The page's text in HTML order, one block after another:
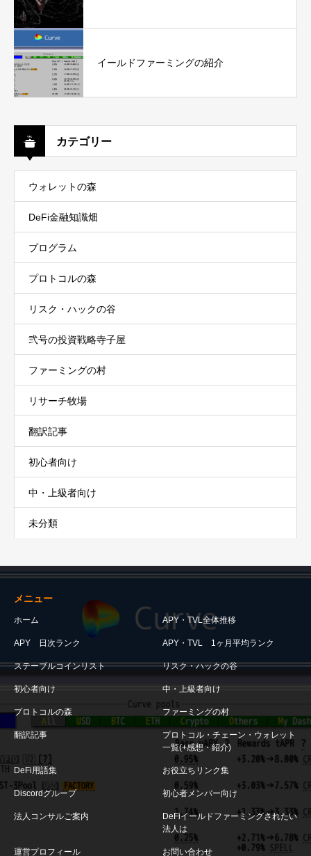
イールドファーミングの紹介
カテゴリー
ウォレットの森
DeFi金融知識畑
プログラム
プロトコルの森
リスク・ハックの谷
弐号の投資戦略寺子屋
ファーミングの村
リサーチ牧場
翻訳記事
初心者向け
中・上級者向け
未分類
メニュー
ホーム APY・TVL全体推移
APY 日次ランク APY・TVL 1ヶ月平均ランク
ステーブルコインリスト リスク・ハックの谷
初心者向け 中・上級者向け
プロトコルの森 ファーミングの村
翻訳記事
プロトコル・チェーン・ウォレット
一覧(+感想・紹介)
DeFi用語集 お役立ちリンク集
Discordグループ 初心者メンバー向け
法人コンサルご案内
DeFiイールドファーミングされたい
法人は
運営プロフィール お問い合わせ